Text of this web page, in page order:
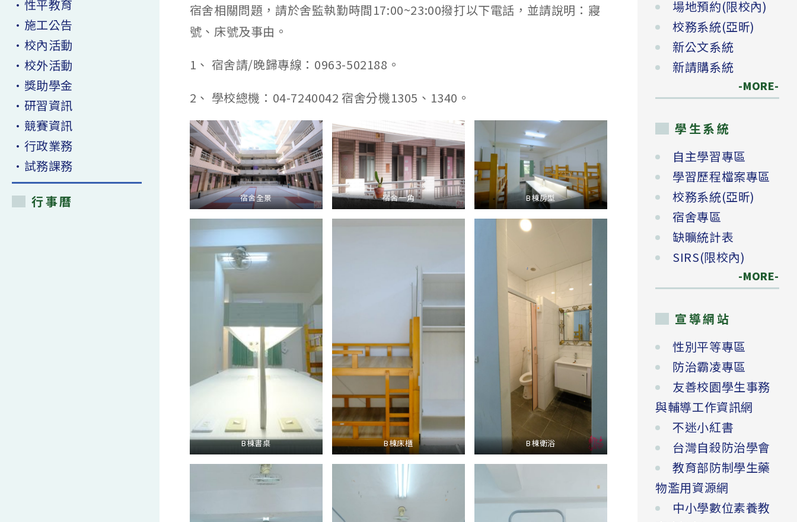
宿舍相關問題，請於舍監執勤時間17:00~23:00撥打以下電話，並請說明：寢
號、床號及事由。
1、 宿舍請/晚歸專線：0963-502188。
2、 學校總機：04-7240042 宿舍分機1305、1340。
宿舍全景 宿舍一角 B棟房型
B棟書桌 B棟床櫃 B棟衛浴
•性平教育
•施工公告
•校內活動
•校外活動
•獎助學金
•研習資訊
•競賽資訊
•行政業務
•試務課務
行事曆
場地預約(限校內)
校務系統(亞昕)
新公文系統
新請購系統
-MORE-
學生系統
自主學習專區
學習歷程檔案專區
校務系統(亞昕)
宿舍專區
缺曠統計表
SIRS(限校內)
-MORE-
宣導網站
性別平等專區
防治霸凌專區
友善校園學生事務
與輔導工作資訊網
不迷小紅書
台灣自殺防治學會
教育部防制學生藥
物濫用資源網
中小學數位素養教